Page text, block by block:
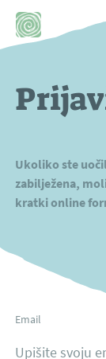
Ukoliko ste
zabilježena,
kratki online
Email